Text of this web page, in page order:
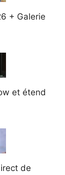
+ Galerie
et étend
de